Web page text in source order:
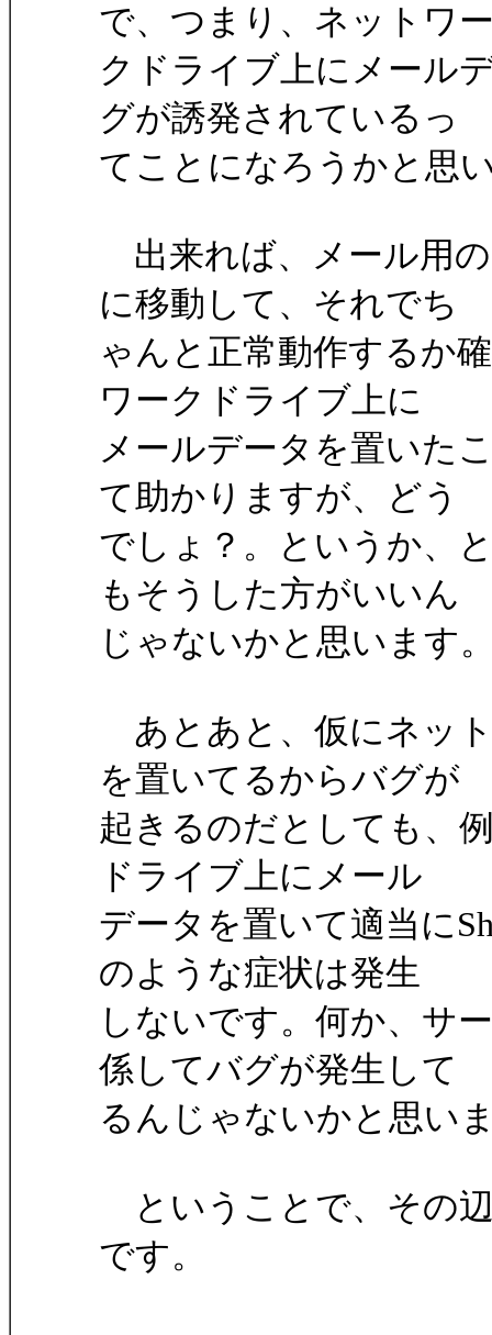
で、つまり、ネットワ
クドライブ上にメール
グが誘発されているっ
てことになろうかと思
出来れば、メール用
に移動して、それでち
ゃんと正常動作するか
ワークドライブ上に
メールデータを置いた
て助かりますが、どう
でしょ？。というか、
もそうした方がいいん
じゃないかと思います
あとあと、仮にネッ
を置いてるからバグが
起きるのだとしても、
ドライブ上にメール
データを置いて適当に
のような症状は発生
しないです。何か、サ
係してバグが発生して
るんじゃないかと思い
ということで、その
です。